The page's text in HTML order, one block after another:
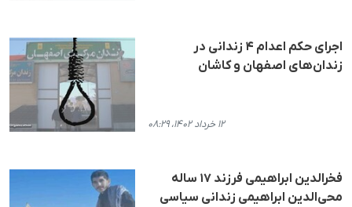
اجرای حکم اعدام ۴ زندانی در
زندان‌های اصفهان و کاشان
۱۲ خرداد ۱۴۰۲، ۰۸:۲۹
فخرالدین ابراهیمی فرزند ١٧ ساله
محی‌الدین ابراهیمی زندانی سیاسی